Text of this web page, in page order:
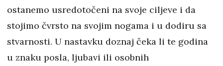
ostanemo usredotočeni na svoje ciljeve i da
stojimo čvrsto na svojim nogama i u dodiru sa
stvarnosti. U nastavku doznaj čeka li te godina
u znaku posla, ljubavi ili osobnih